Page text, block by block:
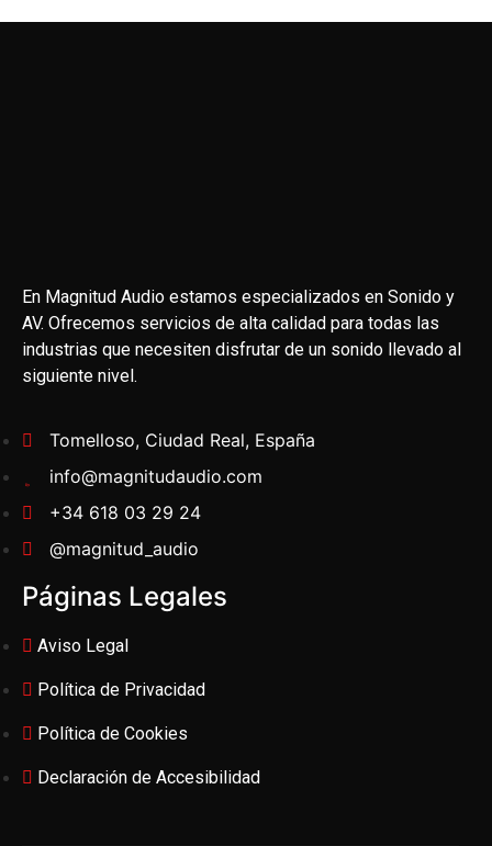
En Magnitud Audio estamos especializados en Sonido y
AV. Ofrecemos servicios de alta calidad para todas las
industrias que necesiten disfrutar de un sonido llevado al
siguiente nivel.
Tomelloso, Ciudad Real, España
info@magnitudaudio.com
+34 618 03 29 24
@magnitud_audio
Páginas Legales
Aviso Legal
Política de Privacidad
Política de Cookies
Declaración de Accesibilidad